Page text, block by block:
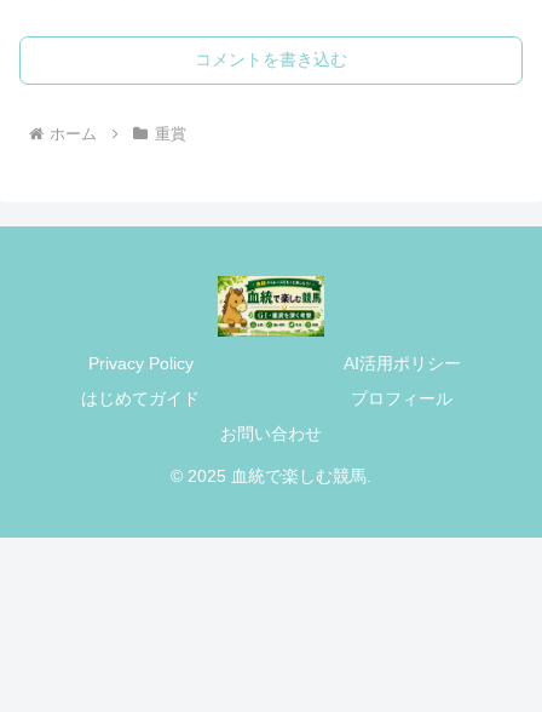
コメントを書き込む
ホーム 重賞
Privacy Policy
AI活用ポリシー
はじめてガイド
プロフィール
お問い合わせ
© 2025 血統で楽しむ競馬.